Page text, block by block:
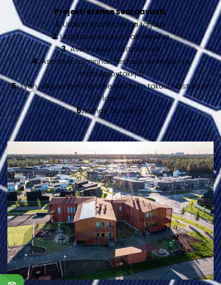
Projekti etenee seuraavasti:
1.Urakan suunnittelu ja tarjous
2.Urakkasopimuksen allekirjoitus
3.Asennuksen aikataulutus
4.Asennus, toiminnan testaus, asennus- ja
mittauspöytäkirjat
5.Työn jälkeen toimitamme postissa takuutodistuksen
ja laskun.
6.Kohde on valmis